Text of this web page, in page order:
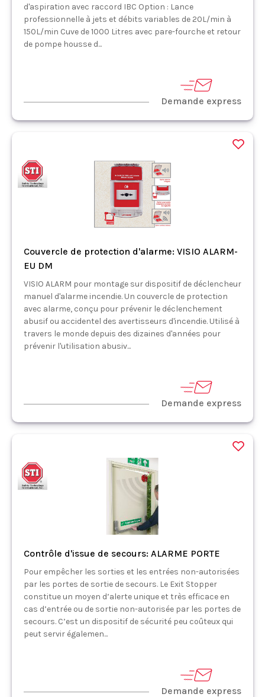
d'aspiration avec raccord IBC Option : Lance
professionnelle à jets et débits variables de 20L/min à
150L/min Cuve de 1000 Litres avec pare-fourche et retour
de pompe housse d...
Demande express
Couvercle de protection d'alarme: VISIO ALARM-
EU DM
VISIO ALARM pour montage sur dispositif de déclencheur
manuel d'alarme incendie. Un couvercle de protection
avec alarme, conçu pour prévenir le déclenchement
abusif ou accidentel des avertisseurs d'incendie. Utilisé à
travers le monde depuis des dizaines d'années pour
prévenir l'utilisation abusiv...
Demande express
Contrôle d'issue de secours: ALARME PORTE
Pour empêcher les sorties et les entrées non-autorisées
par les portes de sortie de secours. Le Exit Stopper
constitue un moyen d’alerte unique et très efficace en
cas d’entrée ou de sortie non-autorisée par les portes de
secours. C’est un dispositif de sécurité peu coûteux qui
peut servir égalemen...
Demande express